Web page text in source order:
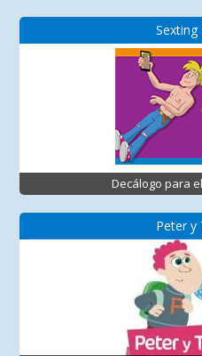
Sexting
Decálogo para
Peter y